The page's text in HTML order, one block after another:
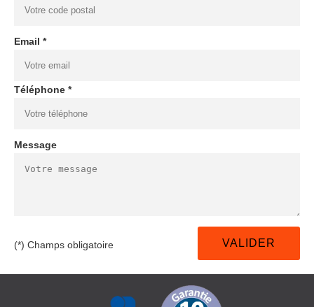
Email *
Téléphone *
Message
(*) Champs obligatoire